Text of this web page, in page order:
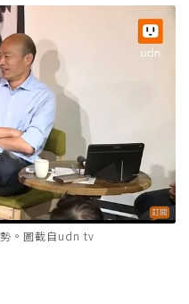
。圖截自udn tv